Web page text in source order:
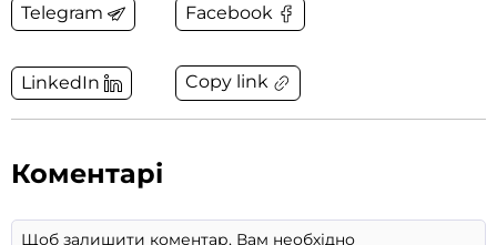
Telegram Facebook
LinkedIn Copy link
Коментарі